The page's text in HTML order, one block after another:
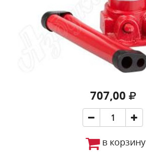
707,00
в корзину